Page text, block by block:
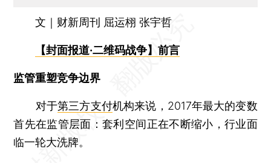
文｜财新周刊 屈运栩 张宇哲
【封面报道·二维码战争】前言
监管重塑竞争边界
对于第三方支付机构来说，2017年最大的变数
首先在监管层面：套利空间正在不断缩小，行业面
临一轮大洗牌。